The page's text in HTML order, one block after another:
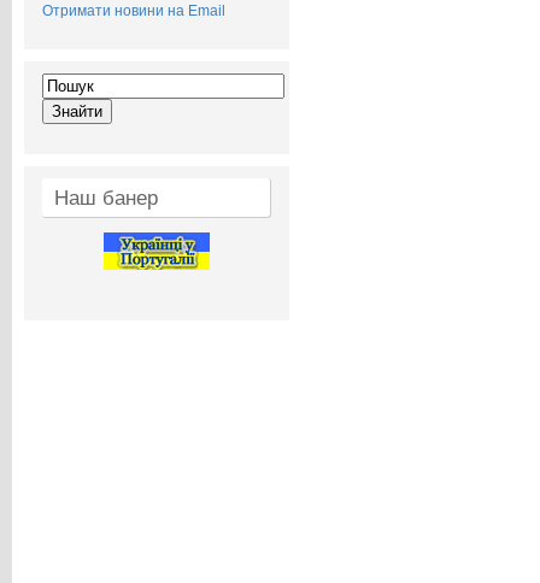
Отримати новини на Email
Наш банер